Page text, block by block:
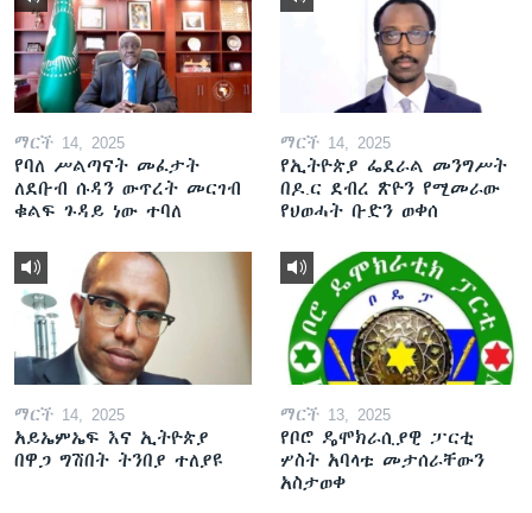
ማርች 14, 2025
የባለ ሥልጣናት መፈታት
ለደቡብ ሱዳን ውጥረት መርገብ
ቁልፍ ጉዳይ ነው ተባለ
ማርች 14, 2025
የኢትዮጵያ ፌደራል መንግሥት
በዶ.ር ደብረ ጽዮን የሚመራው
የህወሓት ቡድን ወቀሰ
ማርች 14, 2025
አይኤምኤፍ እና ኢትዮጵያ
በዋጋ ግሽበት ትንበያ ተለያዩ
ማርች 13, 2025
የቦሮ ዴሞክራሲያዊ ፓርቲ
ሦስት አባላቱ መታሰራቸውን
አስታወቀ